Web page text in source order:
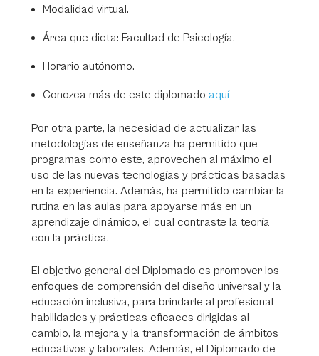
Modalidad virtual.
Área que dicta: Facultad de Psicología.
Horario autónomo.
Conozca más de este diplomado aquí
Por otra parte, la necesidad de actualizar las
metodologías de enseñanza ha permitido que
programas como este, aprovechen al máximo el
uso de las nuevas tecnologías y prácticas basadas
en la experiencia. Además, ha permitido cambiar la
rutina en las aulas para apoyarse más en un
aprendizaje dinámico, el cual contraste la teoría
con la práctica.
El objetivo general del Diplomado es promover los
enfoques de comprensión del diseño universal y la
educación inclusiva, para brindarle al profesional
habilidades y prácticas eficaces dirigidas al
cambio, la mejora y la transformación de ámbitos
educativos y laborales. Además, el Diplomado de